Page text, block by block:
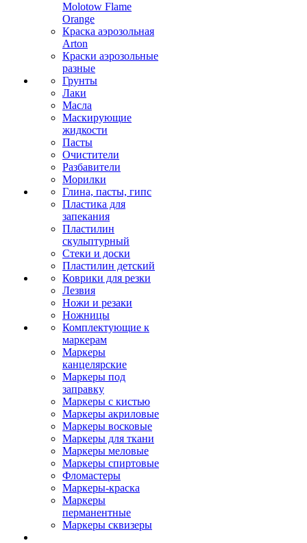
Molotow Flame
Orange
Краска аэрозольная
Arton
Краски аэрозольные
разные
Грунты
Лаки
Масла
Маскирующие
жидкости
Пасты
Очистители
Разбавители
Морилки
Глина, пасты, гипс
Пластика для
запекания
Пластилин
скульптурный
Стеки и доски
Пластилин детский
Коврики для резки
Лезвия
Ножи и резаки
Ножницы
Комплектующие к
маркерам
Маркеры
канцелярские
Маркеры под
заправку
Маркеры с кистью
Маркеры акриловые
Маркеры восковые
Маркеры для ткани
Маркеры меловые
Маркеры спиртовые
Фломастеры
Маркеры-краска
Маркеры
перманентные
Маркеры сквизеры